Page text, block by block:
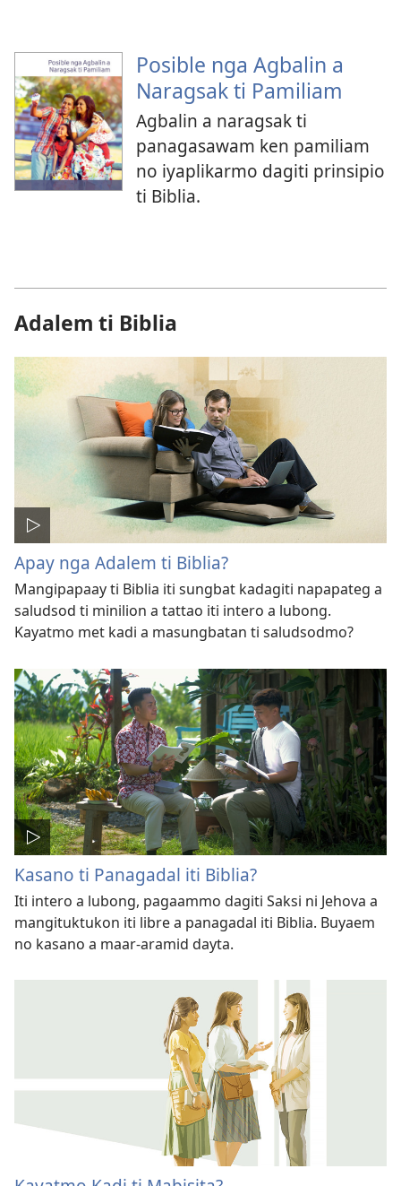
Posible nga Agbalin a
Naragsak ti Pamiliam
Agbalin a naragsak ti
panagasawam ken pamiliam
no iyaplikarmo dagiti prinsipio
ti Biblia.
Adalem ti Biblia
Apay nga Adalem ti Biblia?
Mangipapaay ti Biblia iti sungbat kadagiti napapateg a
saludsod ti minilion a tattao iti intero a lubong.
Kayatmo met kadi a masungbatan ti saludsodmo?
Kasano ti Panagadal iti Biblia?
Iti intero a lubong, pagaammo dagiti Saksi ni Jehova a
mangituktukon iti libre a panagadal iti Biblia. Buyaem
no kasano a maar-aramid dayta.